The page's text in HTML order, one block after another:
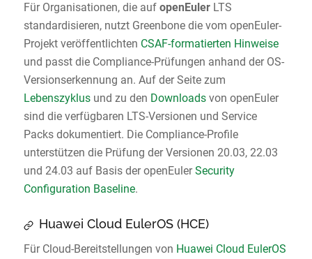
Für Organisationen, die auf openEulerLTS
standardisieren, nutzt Greenbone die vom openEuler-
Projekt veröffentlichten CSAF-formatierten Hinweise
und passt die Compliance-Prüfungen anhand der OS-
Versionserkennung an. Auf der Seite zum
Lebenszyklusund zu den Downloadsvon openEuler
sind die verfügbaren LTS-Versionen und Service
Packs dokumentiert. Die Compliance-Profile
unterstützen die Prüfung der Versionen 20.03, 22.03
und 24.03 auf Basis der openEulerSecurity
Configuration Baseline.
Huawei Cloud EulerOS (HCE)
Für Cloud-Bereitstellungen von Huawei Cloud EulerOS